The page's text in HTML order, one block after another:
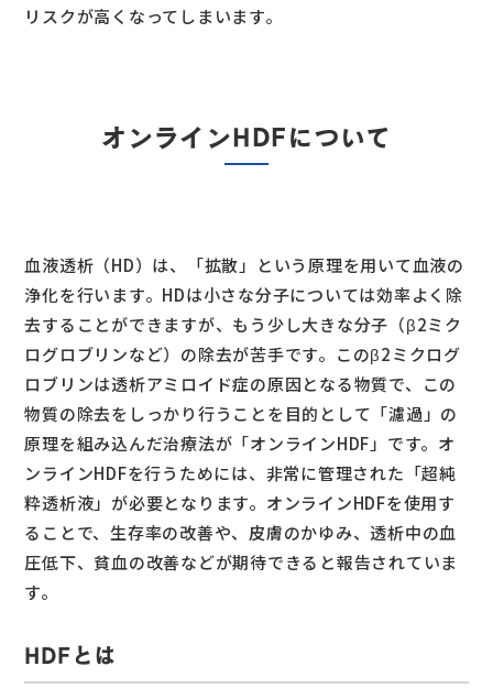
リスクが高くなってしまいます。
オンラインHDFについて
血液透析（HD）は、「拡散」という原理を用いて血液の
浄化を行います。HDは小さな分子については効率よく除
去することができますが、もう少し大きな分子（β2ミク
ログロブリンなど）の除去が苦手です。このβ2ミクログ
ロブリンは透析アミロイド症の原因となる物質で、この
物質の除去をしっかり行うことを目的として「濾過」の
原理を組み込んだ治療法が「オンラインHDF」です。オ
ンラインHDFを行うためには、非常に管理された「超純
粋透析液」が必要となります。オンラインHDFを使用す
ることで、生存率の改善や、皮膚のかゆみ、透析中の血
圧低下、貧血の改善などが期待できると報告されていま
す。
HDFとは